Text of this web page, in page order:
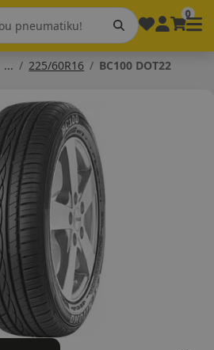
0
225/60R16 BC100 DOT22